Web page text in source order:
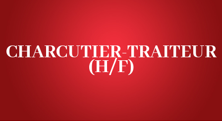
CHARCUTIER-TRAITEUR
(H/F)